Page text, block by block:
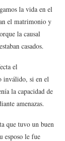
la vida en el
el matrimonio y
la causal
casados.
el
inválido, si en el
la capacidad de
amenazas.
que tuvo un buen
esposo le fue